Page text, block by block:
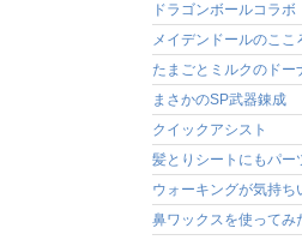
ドラゴンボールコラボ
メイデンドールのここ
たまごとミルクのドー
まさかのSP武器錬成
クイックアシスト
髪とりシートにもパー
ウォーキングが気持ち
鼻ワックスを使ってみ